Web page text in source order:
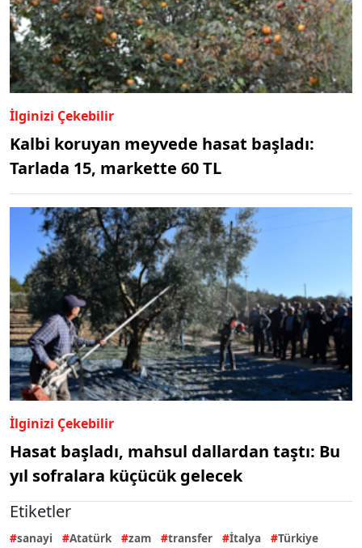
İlginizi Çekebilir
Kalbi koruyan meyvede hasat başladı:
Tarlada 15, markette 60 TL
İlginizi Çekebilir
Hasat başladı, mahsul dallardan taştı: Bu
yıl sofralara küçücük gelecek
Etiketler
sanayi Atatürk zam transfer İtalya
Türkiye